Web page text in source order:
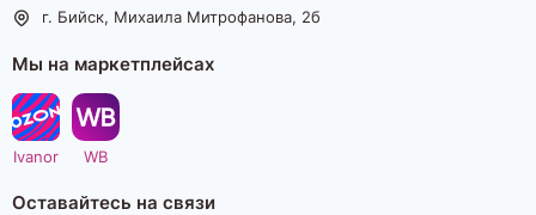
г. Бийск, Михаила Митрофанова, 2б
Мы на маркетплейсах
Ivanor WB
Оставайтесь на связи